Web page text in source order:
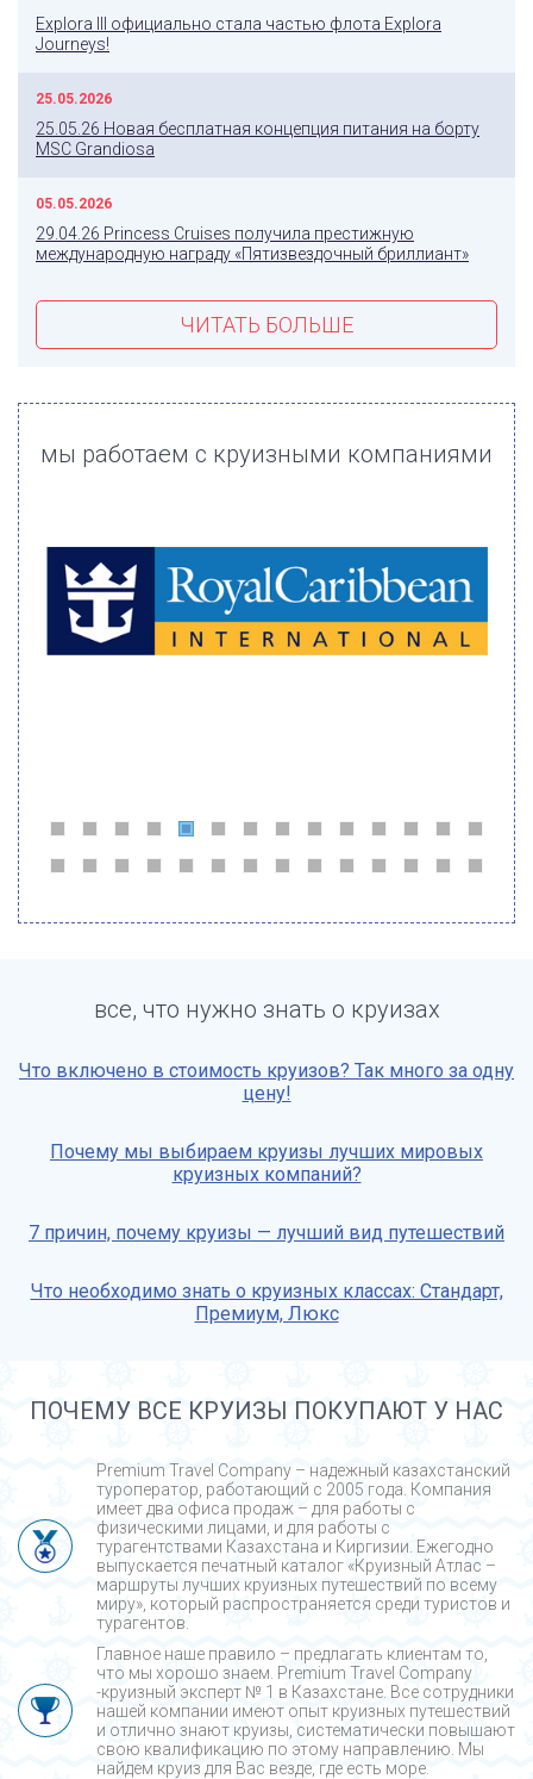
Explora III официально стала частью флота Explora
Journeys!
25.05.2026
25.05.26 Новая бесплатная концепция питания на борту
MSC Grandiosa
05.05.2026
29.04.26 Princess Cruises получила престижную
международную награду «Пятизвездочный бриллиант»
ЧИТАТЬ БОЛЬШЕ
мы работаем с круизными компаниями
все, что нужно знать о круизах
Что включено в стоимость круизов? Так много за одну
цену!
Почему мы выбираем круизы лучших мировых
круизных компаний?
7 причин, почему круизы — лучший вид путешествий
Что необходимо знать о круизных классах: Стандарт,
Премиум, Люкс
ПОЧЕМУ ВСЕ КРУИЗЫ ПОКУПАЮТ У НАС
Premium Travel Company – надежный казахстанский
туроператор, работающий с 2005 года. Компания
имеет два офиса продаж – для работы с
физическими лицами, и для работы с
турагентствами Казахстана и Киргизии. Ежегодно
выпускается печатный каталог «Круизный Атлас –
маршруты лучших круизных путешествий по всему
миру», который распространяется среди туристов и
турагентов.
Главное наше правило – предлагать клиентам то,
что мы хорошо знаем. Premium Travel Company
-круизный эксперт № 1 в Казахстане. Все сотрудники
нашей компании имеют опыт круизных путешествий
и отлично знают круизы, систематически повышают
свою квалификацию по этому направлению. Мы
найдем круиз для Вас везде, где есть море.